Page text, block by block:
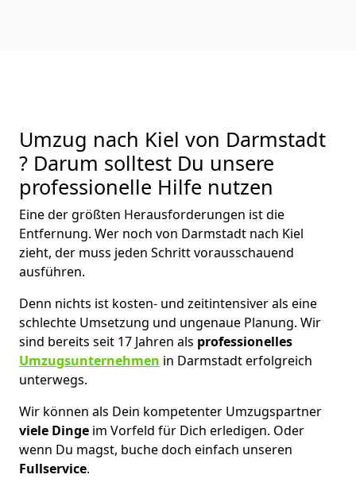
Umzug nach Kiel von Darmstadt
? Darum solltest Du unsere
professionelle Hilfe nutzen
Eine der größten Herausforderungen ist die
Entfernung. Wer noch von Darmstadt nach Kiel
zieht, der muss jeden Schritt vorausschauend
ausführen.
Denn nichts ist kosten- und zeitintensiver als eine
schlechte Umsetzung und ungenaue Planung. Wir
sind bereits seit 17 Jahren als professionelles
Umzugsunternehmen in Darmstadt erfolgreich
unterwegs.
Wir können als Dein kompetenter Umzugspartner
viele Dinge im Vorfeld für Dich erledigen. Oder
wenn Du magst, buche doch einfach unseren
Fullservice.